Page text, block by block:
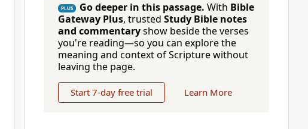
PLUS Go deeper in this passage. With Bible
Gateway Plus, trusted Study Bible notes
and commentaryshow beside the verses
you're reading—so you can explore the
meaning and context of Scripture without
leaving the page.
Start 7-day free trial Learn More